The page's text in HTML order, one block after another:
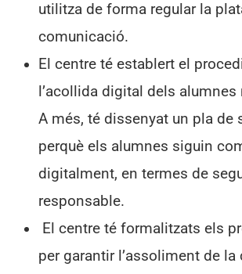
utilitza de forma regular la
comunicació.
El centre té establert el
l’acollida digital dels
A més, té dissenyat un pla de
perquè els alumnes siguin
digitalment, en termes de
responsable.
El centre té formalitzats els
per garantir l’assoliment de